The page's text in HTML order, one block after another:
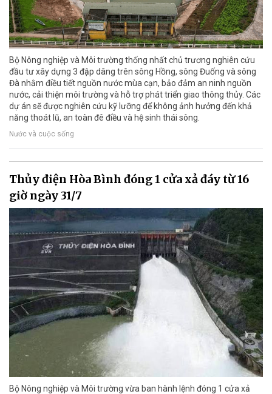
Bộ Nông nghiệp và Môi trường thống nhất chủ trương nghiên cứu
đầu tư xây dựng 3 đập dâng trên sông Hồng, sông Đuống và sông
Đà nhằm điều tiết nguồn nước mùa cạn, bảo đảm an ninh nguồn
nước, cải thiện môi trường và hỗ trợ phát triển giao thông thủy. Các
dự án sẽ được nghiên cứu kỹ lưỡng để không ảnh hưởng đến khả
năng thoát lũ, an toàn đê điều và hệ sinh thái sông.
Nước và cuộc sống
Thủy điện Hòa Bình đóng 1 cửa xả đáy từ 16
giờ ngày 31/7
Bộ Nông nghiệp và Môi trường vừa ban hành lệnh đóng 1 cửa xả